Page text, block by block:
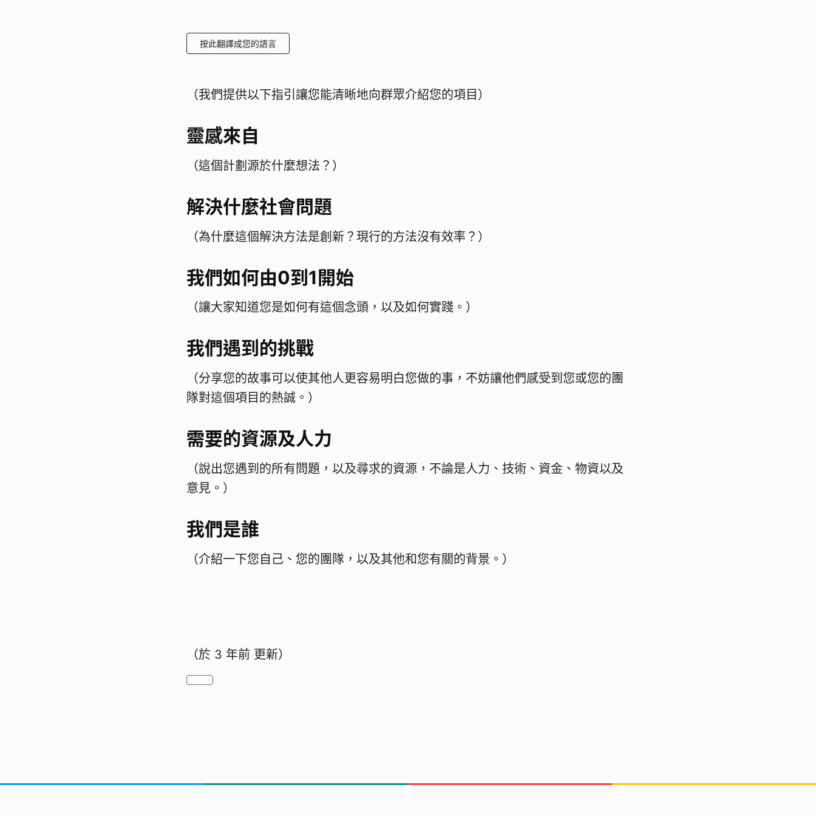
按此翻譯成您的語言
（我們提供以下指引讓您能清晰地向群眾介紹您的項目）
靈感來自
（這個計劃源於什麼想法？）
解決什麼社會問題
（為什麼這個解決方法是創新？現行的方法沒有效率？）
我們如何由0到1開始
（讓大家知道您是如何有這個念頭，以及如何實踐。）
我們遇到的挑戰
（分享您的故事可以使其他人更容易明白您做的事，不妨讓他們感受到您或您的團
隊對這個項目的熱誠。）
需要的資源及人力
（說出您遇到的所有問題，以及尋求的資源，不論是人力、技術、資金、物資以及
意見。）
我們是誰
（介紹一下您自己、您的團隊，以及其他和您有關的背景。）
（於 3 年前 更新）